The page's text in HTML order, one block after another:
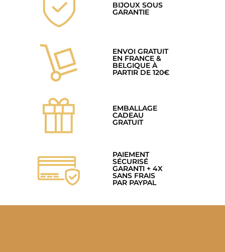
BIJOUX SOUS
GARANTIE
ENVOI GRATUIT
EN FRANCE &
BELGIQUE À
PARTIR DE 120€
EMBALLAGE
CADEAU
GRATUIT
PAIEMENT
SÉCURISÉ
GARANTI + 4X
SANS FRAIS
PAR PAYPAL